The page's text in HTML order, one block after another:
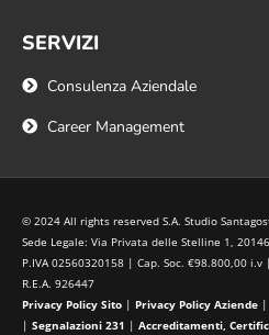
SERVIZI
Consulenza Aziendale
Career Management
© 2024 All rights reserved S.A. Studio
Sede Legale: Via Privata delle Stelline 1,
P.IVA 02560320158 | Cap. Soc. €98.800,00
R.E.A. 926447
Privacy Policy Sito | Privacy Policy Aziende |
| Segnalazioni 231 | Accreditamenti,